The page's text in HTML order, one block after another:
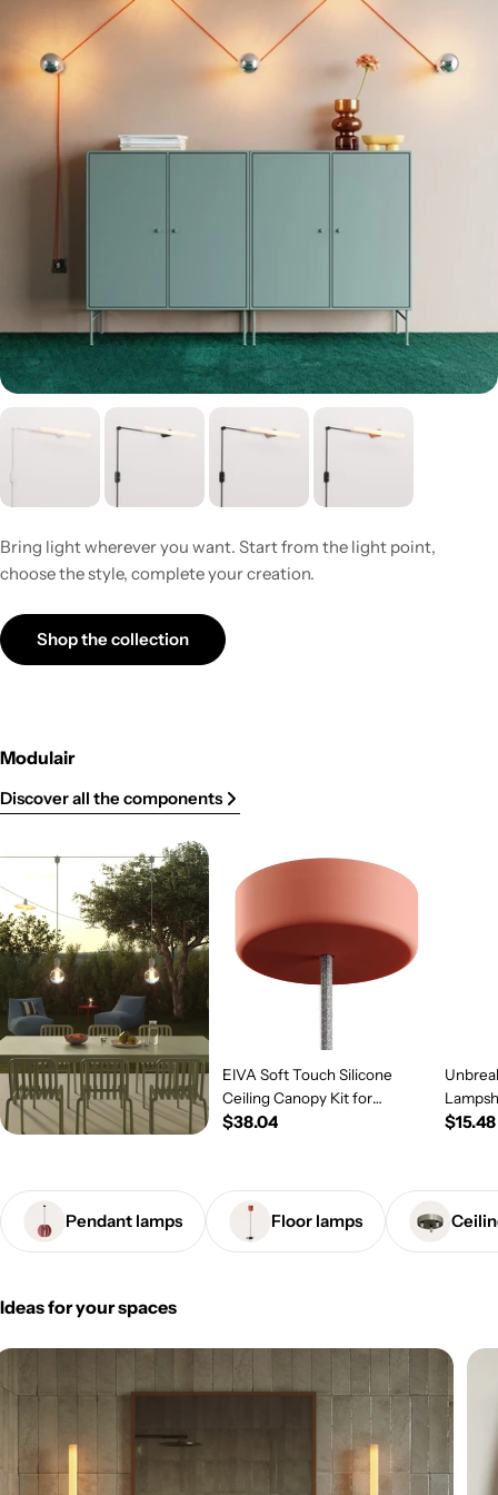
Bring light wherever you want. Start from the light point,
choose the style, complete your creation.
Shop the collection
Modulair
Discover all the components
EIVA Soft Touch Silicone
Ceiling Canopy Kit for
Outdoor IP65 - Modulair
Regular
$38.04 $15.48
Pendant lamps Floor lamps
Ideas for your spaces